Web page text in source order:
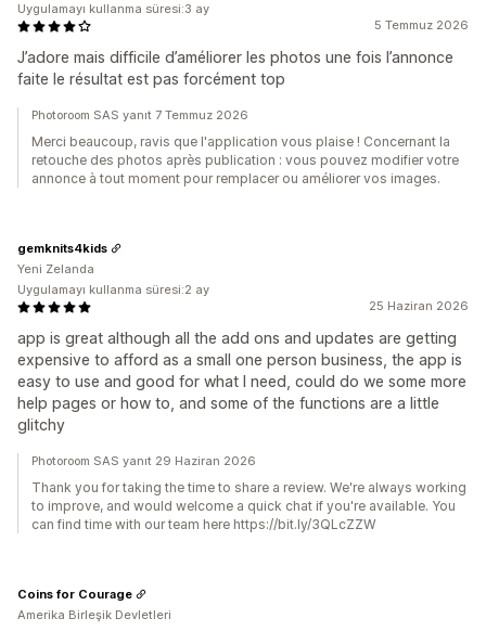
5 Temmuz 2026
J’adore mais difficile d’améliorer les photos une fois l’annonce
faite le résultat est pas forcément top
Uygulamayı kullanma süresi:3 ay
Photoroom SAS yanıt 7 Temmuz 2026
Merci beaucoup, ravis que l'application vous plaise ! Concernant la
retouche des photos après publication : vous pouvez modifier votre
annonce à tout moment pour remplacer ou améliorer vos images.
25 Haziran 2026
app is great although all the add ons and updates are getting
expensive to afford as a small one person business, the app is
easy to use and good for what I need, could do we some more
help pages or how to, and some of the functions are a little
glitchy
gemknits4kids
Yeni Zelanda
Uygulamayı kullanma süresi:2 ay
Photoroom SAS yanıt 29 Haziran 2026
Thank you for taking the time to share a review. We're always working
to improve, and would welcome a quick chat if you're available. You
can find time with our team here https://bit.ly/3QLcZZW
Coins for Courage
Amerika Birleşik Devletleri